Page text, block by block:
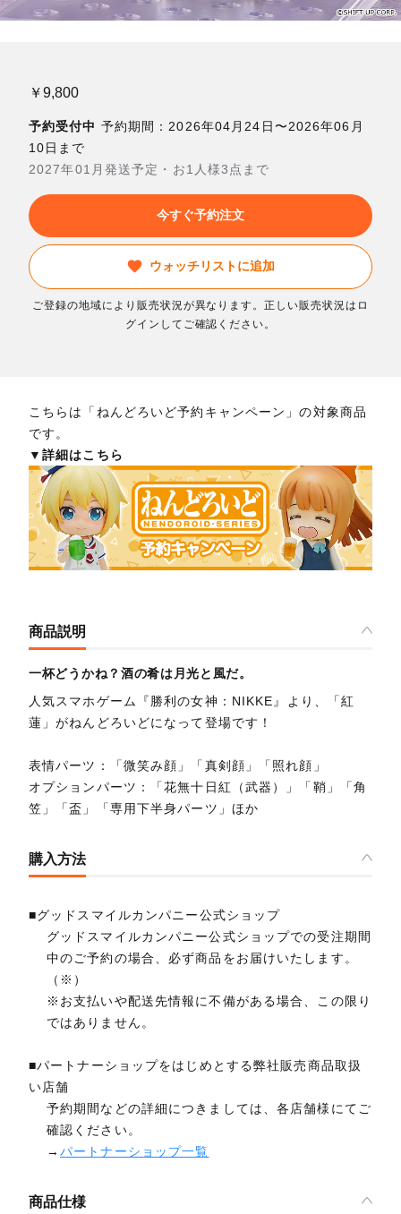
￥9,800
予約受付中 予約期間：2026年04月24日〜2026年06月
10日まで
2027年01月発送予定・お1人様3点まで
今すぐ予約注文
ウォッチリストに追加
ご登録の地域により販売状況が異なります。正しい販売状況はロ
グインしてご確認ください。
こちらは「ねんどろいど予約キャンペーン」の対象商品
です。
▼詳細はこちら
商品説明
一杯どうかね？酒の肴は月光と風だ。
人気スマホゲーム『勝利の女神：NIKKE』より、「紅
蓮」がねんどろいどになって登場です！
表情パーツ：「微笑み顔」「真剣顔」「照れ顔」
オプションパーツ：「花無十日紅（武器）」「鞘」「角
笠」「盃」「専用下半身パーツ」ほか
購入方法
■グッドスマイルカンパニー公式ショップ
グッドスマイルカンパニー公式ショップでの受注期間
中のご予約の場合、必ず商品をお届けいたします。
（※）
※お支払いや配送先情報に不備がある場合、この限り
ではありません。
■パートナーショップをはじめとする弊社販売商品取扱
い店舗
予約期間などの詳細につきましては、各店舗様にてご
確認ください。
→パートナーショップ一覧
商品仕様